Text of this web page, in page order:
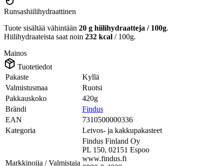
Runsashiilihydraattinen
Tuote sisältää vähintään 20 g hiilihydraatteja / 100g.
Hiilihydraateista saat noin 232 kcal / 100g.
Mainos
Tuotetiedot
Pakaste
Kyllä
Valmistusmaa
Ruotsi
Pakkauskoko
420g
Brändi
Findus
EAN
7310500000336
Kategoria
Leivos- ja kakkupakasteet
Markkinoija / Valmistaja
Findus Finland Oy
PL 150, 02151 Espoo
www.findus.fi